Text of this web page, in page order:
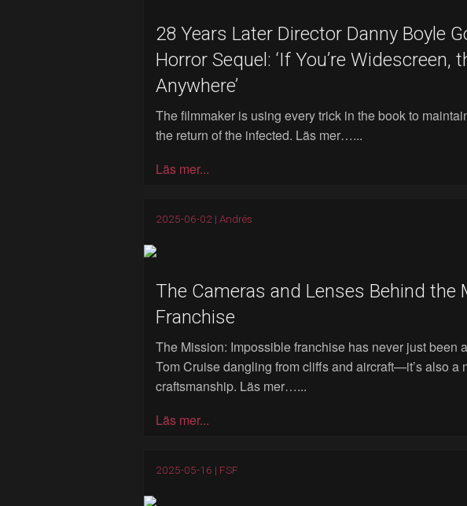
28 Years Later Director Danny Boyle
Horror Sequel: ‘If You’re Widescreen,
Anywhere’
The filmmaker is using every trick in the book to
the return of the infected. Läs mer…...
Läs mer...
2025-06-02 | Andrés
The Cameras and Lenses Behind the
Franchise
The Mission: Impossible franchise has never just been
Tom Cruise dangling from cliffs and aircraft—it’s also a
craftsmanship. Läs mer…...
Läs mer...
2025-05-16 | FSF